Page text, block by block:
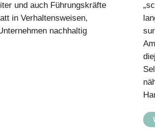
und auch Führungskräfte
in Verhaltensweisen,
nachhaltig